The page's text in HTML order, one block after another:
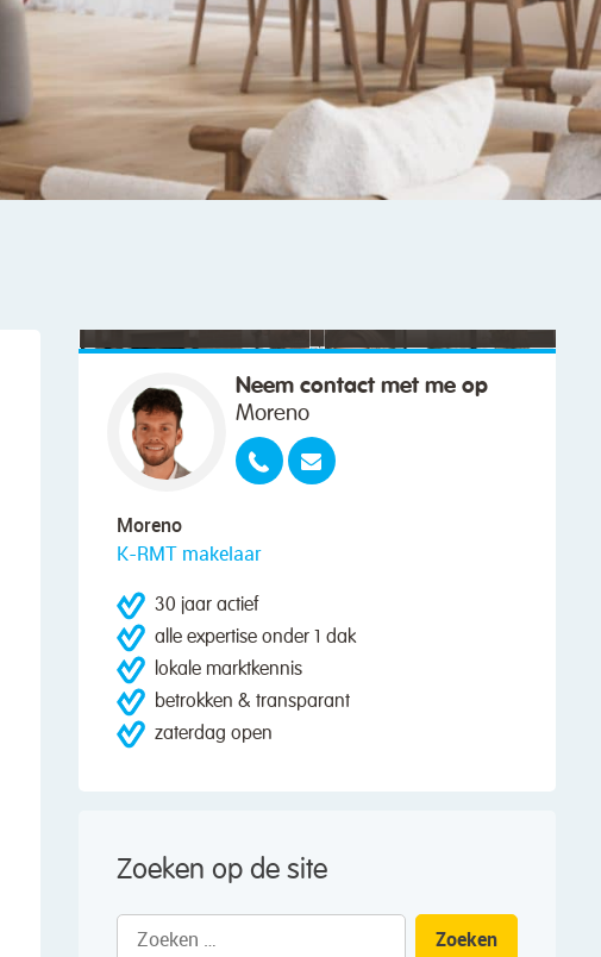
"We wilden vooral iemand die met ons
Neem contact met me op
Moreno
Moreno
K-RMT makelaar
30 jaar actief
alle expertise onder 1 dak
lokale marktkennis
betrokken & transparant
zaterdag open
Zoeken op de site
Zoeken